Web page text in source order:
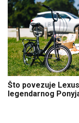
Što povezuje
legendarnog